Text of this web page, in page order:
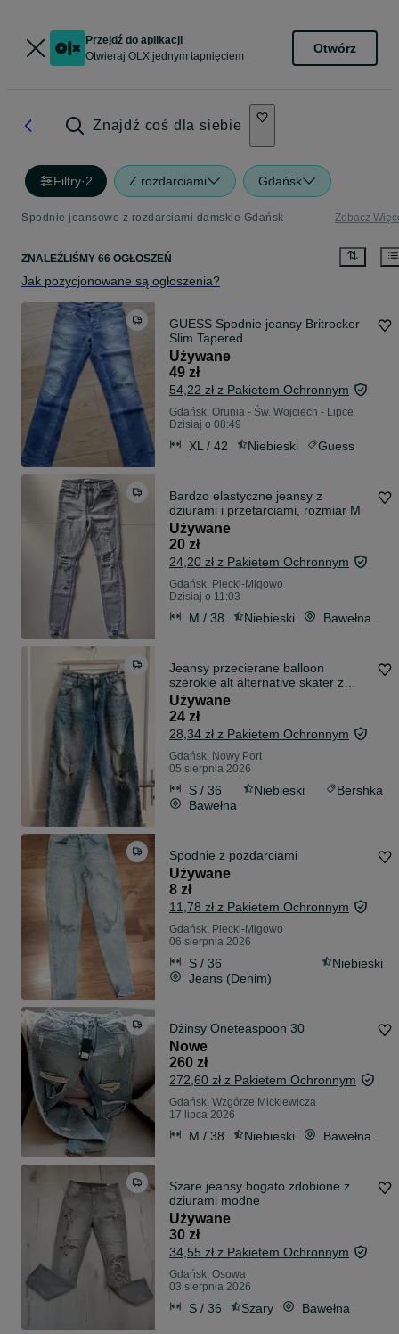
Przejdź do aplikacji
Otwieraj OLX jednym tapnięciem
Otwórz
Znajdź coś dla siebie
Filtry·2 Z rozdarciami Gdańsk
Spodnie jeansowe z rozdarciami damskie Gdańsk Zobacz
ZNALEŹLIŚMY 66 OGŁOSZEŃ
Jak pozycjonowane są ogłoszenia?
GUESS Spodnie jeansy Britrocker
Slim Tapered
Używane
49 zł
54,22 zł z Pakietem Ochronnym
Gdańsk, Orunia - Św. Wojciech - Lipce
Dzisiaj o 08:49
XL / 42 Niebieski Guess
Bardzo elastyczne jeansy z
dziurami i przetarciami, rozmiar M
Używane
20 zł
24,20 zł z Pakietem Ochronnym
Gdańsk, Piecki-Migowo
Dzisiaj o 11:03
M / 38 Niebieski Bawełna
Jeansy przecierane balloon
szerokie alt alternative skater z
dziurami
Używane
24 zł
28,34 zł z Pakietem Ochronnym
Gdańsk, Nowy Port
05 sierpnia 2026
S / 36 Niebieski
Bershka
Bawełna
Spodnie z pozdarciami
Używane
8 zł
11,78 zł z Pakietem Ochronnym
Gdańsk, Piecki-Migowo
06 sierpnia 2026
S / 36
Niebieski
Jeans (Denim)
Dżinsy Oneteaspoon 30
Nowe
260 zł
272,60 zł z Pakietem Ochronnym
Gdańsk, Wzgórze Mickiewicza
17 lipca 2026
M / 38 Niebieski Bawełna
Szare jeansy bogato zdobione z
dziurami modne
Używane
30 zł
34,55 zł z Pakietem Ochronnym
Gdańsk, Osowa
03 sierpnia 2026
S / 36 Szary Bawełna